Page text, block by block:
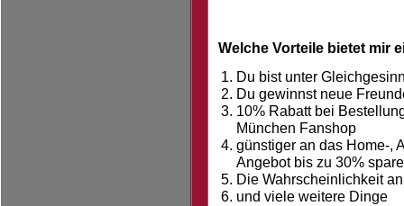
Welche Vorteile bietet mir
Du bist unter
Du gewinnst neue
10% Rabatt bei
München Fanshop
günstiger an das Home-,
Angebot bis zu 30%
Die Wahrscheinlichkeit
und viele weitere Dinge